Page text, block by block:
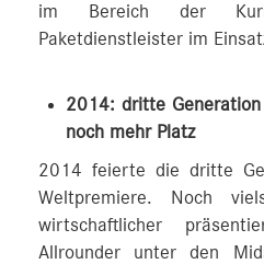
im Bereich der
Paketdienstleister im
2014: dritte
noch mehr Platz
2014 feierte die dritte
Weltpremiere. Noch
wirtschaftlicher
Allrounder unter den